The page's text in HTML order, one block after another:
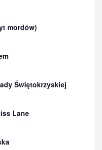
mordów)
Świętokrzyskiej
Lane